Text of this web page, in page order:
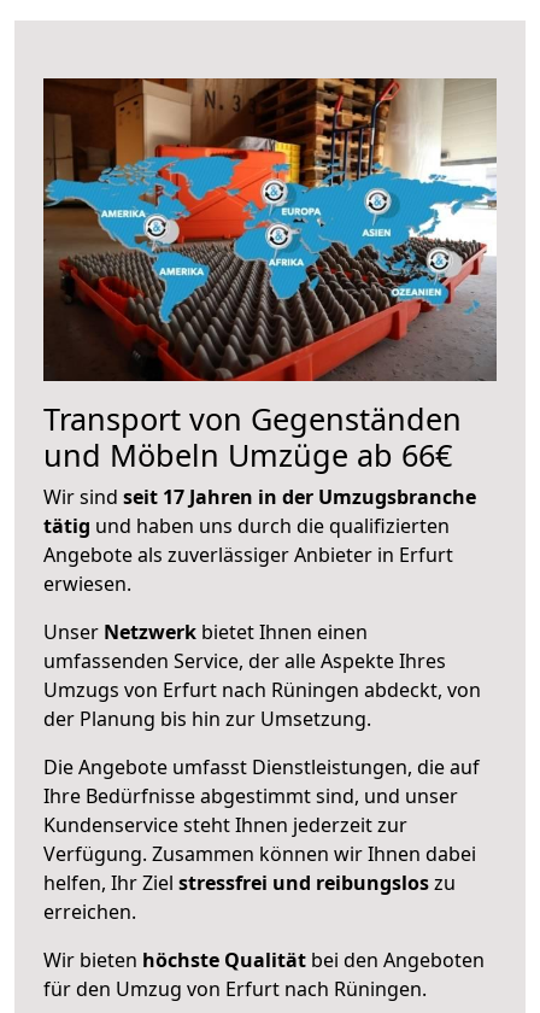
Transport von Gegenständen
und Möbeln Umzüge ab 66€
Wir sind seit 17 Jahren in der Umzugsbranche
tätig und haben uns durch die qualifizierten
Angebote als zuverlässiger Anbieter in Erfurt
erwiesen.
Unser Netzwerk bietet Ihnen einen
umfassenden Service, der alle Aspekte Ihres
Umzugs von Erfurt nach Rüningen abdeckt, von
der Planung bis hin zur Umsetzung.
Die Angebote umfasst Dienstleistungen, die auf
Ihre Bedürfnisse abgestimmt sind, und unser
Kundenservice steht Ihnen jederzeit zur
Verfügung. Zusammen können wir Ihnen dabei
helfen, Ihr Ziel stressfrei und reibungsloszu
erreichen.
Wir bieten höchste Qualität bei den Angeboten
für den Umzug von Erfurt nach Rüningen.